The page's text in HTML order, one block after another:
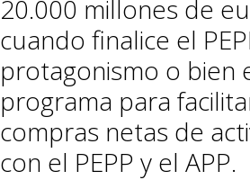
20.000 millones de
cuando finalice el
protagonismo o bien
programa para
compras netas de
con el PEPP y el APP.